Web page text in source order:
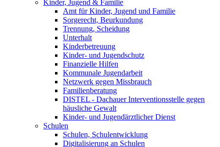
Kinder, Jugend & Familie
Amt für Kinder, Jugend und Familie
Sorgerecht, Beurkundung
Trennung, Scheidung
Unterhalt
Kinderbetreuung
Kinder- und Jugendschutz
Finanzielle Hilfen
Kommunale Jugendarbeit
Netzwerk gegen Missbrauch
Familienberatung
DISTEL - Dachauer Interventionsstelle gegen
häusliche Gewalt
Kinder- und Jugendärztlicher Dienst
Schulen
Schulen, Schulentwicklung
Digitalisierung an Schulen